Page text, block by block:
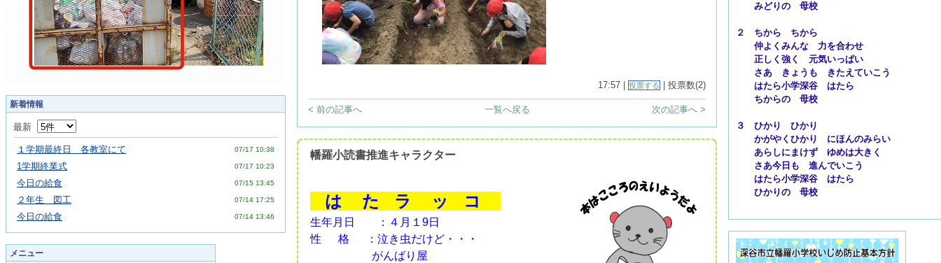
新着情報
最新
１学期最終日 各教室にて 07/17 10:38
1学期終業式 07/17 10:23
今日の給食 07/15 13:45
２年生 図工 07/14 17:25
今日の給食 07/14 13:46
メニュー
17:57 | 投票する | 投票数(2)
< 前の記事へ 次の記事へ >
一覧へ戻る
幡羅小読書推進キャラクター
は た ラ ッ コ
生年月日 ：４月１9日
性 格 ：泣き虫だけど・・・
がんばり屋
みどりの 母校
２ ちから ちから
仲よくみんな 力を合わせ
正しく強く 元気いっぱい
さあ きょうも きたえていこう
はたら小学深谷 はたら
ちからの 母校
３ ひかり ひかり
かがやくひかり にほんのみらい
あらしにまけず ゆめは大きく
さあ今日も 進んでいこう
はたら小学深谷 はたら
ひかりの 母校